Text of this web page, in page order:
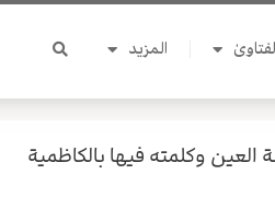
المزيد
وكلمته فيها بالكاظمية